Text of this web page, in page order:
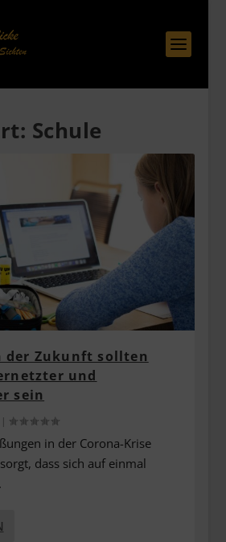
Schule
der Zukunft sollten
und
sein
|
in der Corona-Krise
dass sich auf einmal